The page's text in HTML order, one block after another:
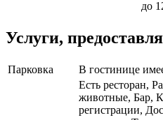
до
Услуги,
Парковка
В гостинице
Есть ресторан,
животные, Бар,
регистрации,